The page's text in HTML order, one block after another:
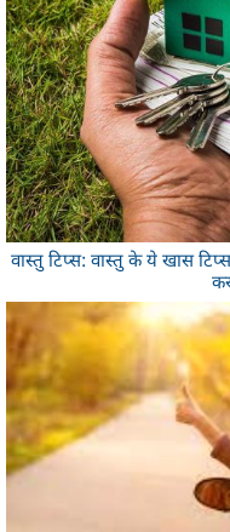
वास्तु टिप्स: वास्तु के ये खास